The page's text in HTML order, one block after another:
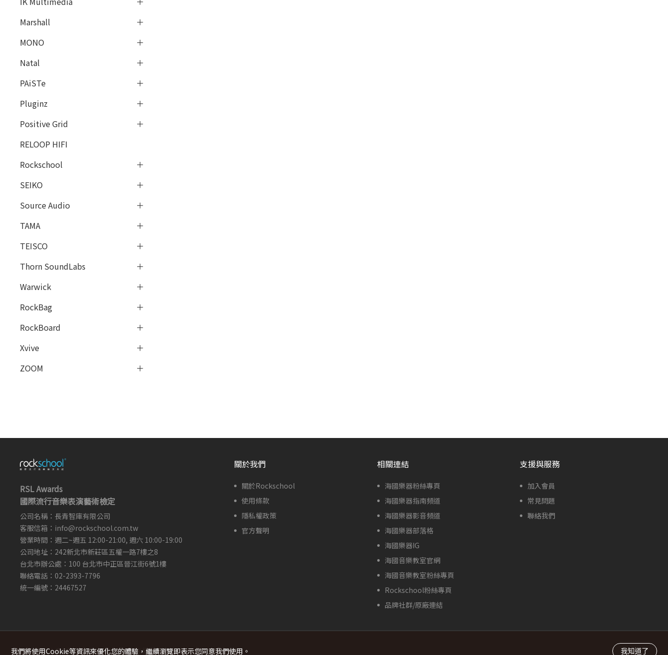
Marshall
MONO
Natal
PAiSTe
Pluginz
Positive Grid
RELOOP HIFI
Rockschool
SEIKO
Source Audio
TAMA
TEISCO
Thorn SoundLabs
Warwick
RockBag
RockBoard
Xvive
ZOOM
RSL Awards
國際流行音樂表演藝術檢定
公司名稱：長青智庫有限公司
客服信箱： info@rockschool.com.tw ​
營業時間：週二~週五 12:00-21:00, 週六 10:00-19:00
公司地址：242新北市新莊區五權一路7樓之8
台北市辦公處：100 台北市中正區晉江街6號1樓
聯絡電話：02-2393-7796
統一編號：24467527
關於我們
關於Rockschool
使用條款
隱私權政策
官方聲明
相關連結
海國樂器粉絲專頁
海國樂器指南頻道
海國樂器影音頻道
海國樂器部落格
海國樂器IG
海國音樂教室官網
海國音樂教室粉絲專頁
Rockschool粉絲專頁
品牌社群/原廠連結
支援與服務
加入會員
常見問題
聯絡我們
Copyright © 2022 Rockschool ，著作權所有
我們將使用cookie等資訊來優化您的體驗，繼續瀏覽即表示您同意我們使用。